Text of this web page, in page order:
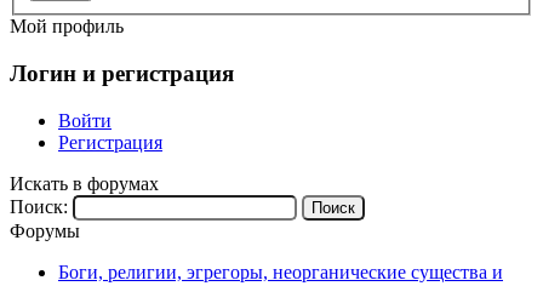
Мой профиль
Логин и регистрация
Войти
Регистрация
Искать в форумах
Поиск:
Форумы
Боги, религии, эгрегоры, неорганические существа и